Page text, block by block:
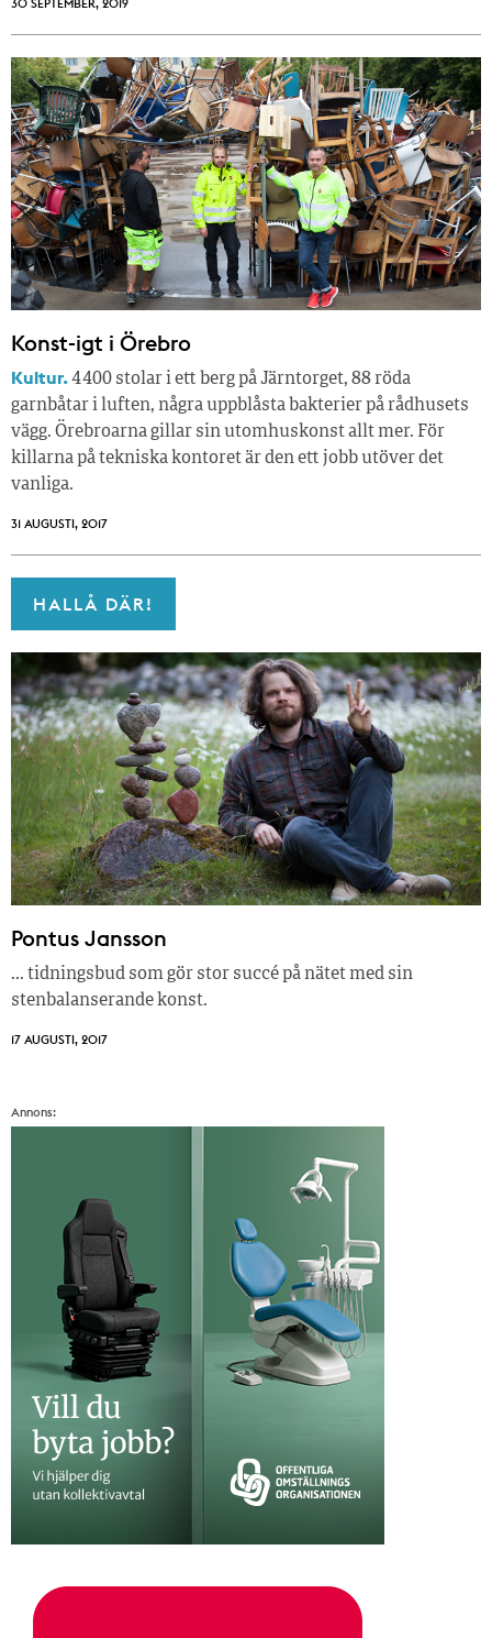
30 SEPTEMBER, 2019
Konst-igt i Örebro
Kultur.4 400 stolar i ett berg på Järntorget, 88 röda
garnbåtar i luften, några uppblåsta bakterier på rådhusets
vägg. Örebroarna gillar sin utomhuskonst allt mer. För
killarna på tekniska kontoret är den ett jobb utöver det
vanliga.
31 AUGUSTI, 2017
HALLÅ DÄR!
Pontus Jansson
... tidningsbud som gör stor succé på nätet med sin
stenbalanserande konst.
17 AUGUSTI, 2017
Annons: